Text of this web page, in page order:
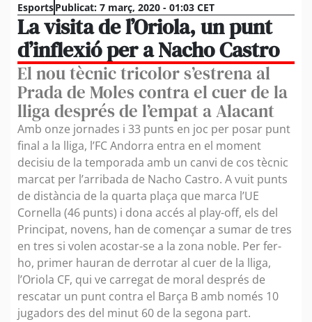
EsportsPublicat: 7 març, 2020 - 01:03 CET
La visita de l’Oriola, un punt
d’inflexió per a Nacho Castro
El nou tècnic tricolor s’estrena al
Prada de Moles contra el cuer de la
lliga després de l’empat a Alacant
Amb onze jornades i 33 punts en joc per posar punt
final a la lliga, l’FC Andorra entra en el moment
decisiu de la temporada amb un canvi de cos tècnic
marcat per l’arribada de Nacho Castro. A vuit punts
de distància de la quarta plaça que marca l’UE
Cornella (46 punts) i dona accés al play-off, els del
Principat, novens, han de començar a sumar de tres
en tres si volen acostar-se a la zona noble. Per fer-
ho, primer hauran de derrotar al cuer de la lliga,
l’Oriola CF, qui ve carregat de moral després de
rescatar un punt contra el Barça B amb només 10
jugadors des del minut 60 de la segona part.